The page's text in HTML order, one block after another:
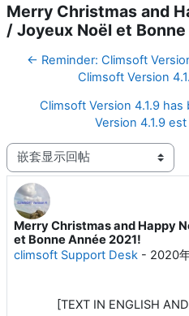
Merry Christmas and
/ Joyeux Noël et
← Reminder: Climsoft
Climsoft Version
Climsoft Version 4.1.9
Version 4.1.9
显示模式
Merry Christmas and Happy
et Bonne Année 2021!
climsoft Support Desk - 2020
回帖数：0
[TEXT IN ENGLISH